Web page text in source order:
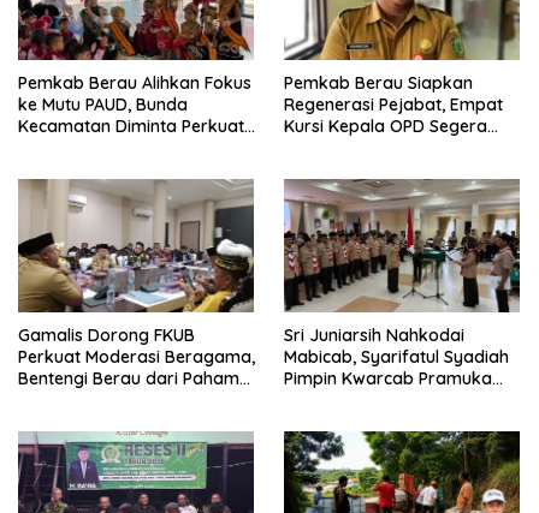
Pemkab Berau Alihkan Fokus
ke Mutu PAUD, Bunda
Kecamatan Diminta Perkuat
Pemkab Berau Siapkan
Regenerasi Pejabat, Empat
Kursi Kepala OPD Segera
Gamalis Dorong FKUB
Perkuat Moderasi Beragama,
Bentengi Berau dari Paham
Sri Juniarsih Nahkodai
Mabicab, Syarifatul Syadiah
Pimpin Kwarcab Pramuka